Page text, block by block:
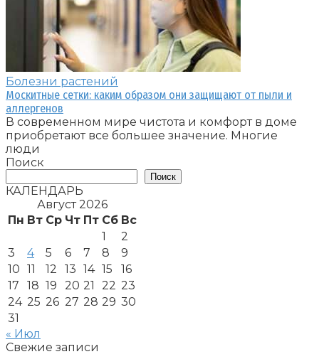
Болезни растений
Москитные сетки: каким образом они защищают от пыли и
аллергенов
В современном мире чистота и комфорт в доме
приобретают все большее значение. Многие
люди
Поиск
Поиск
КАЛЕНДАРЬ
Август 2026
Пн Вт Ср Чт Пт Сб Вс
1
2
3
4 5 6 7 8
9
10 11 12 13 14 15
16
17
18 19 20 21 22 23
24 25 26 27 28 29 30
31
« Июл
Свежие записи